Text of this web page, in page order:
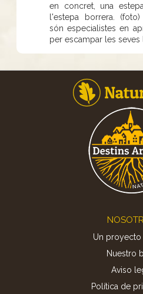
en concret, una
l'estepa borrera.
són especialistes en
per escampar les seves
Un proyecto
Nuestro
Aviso
Política de